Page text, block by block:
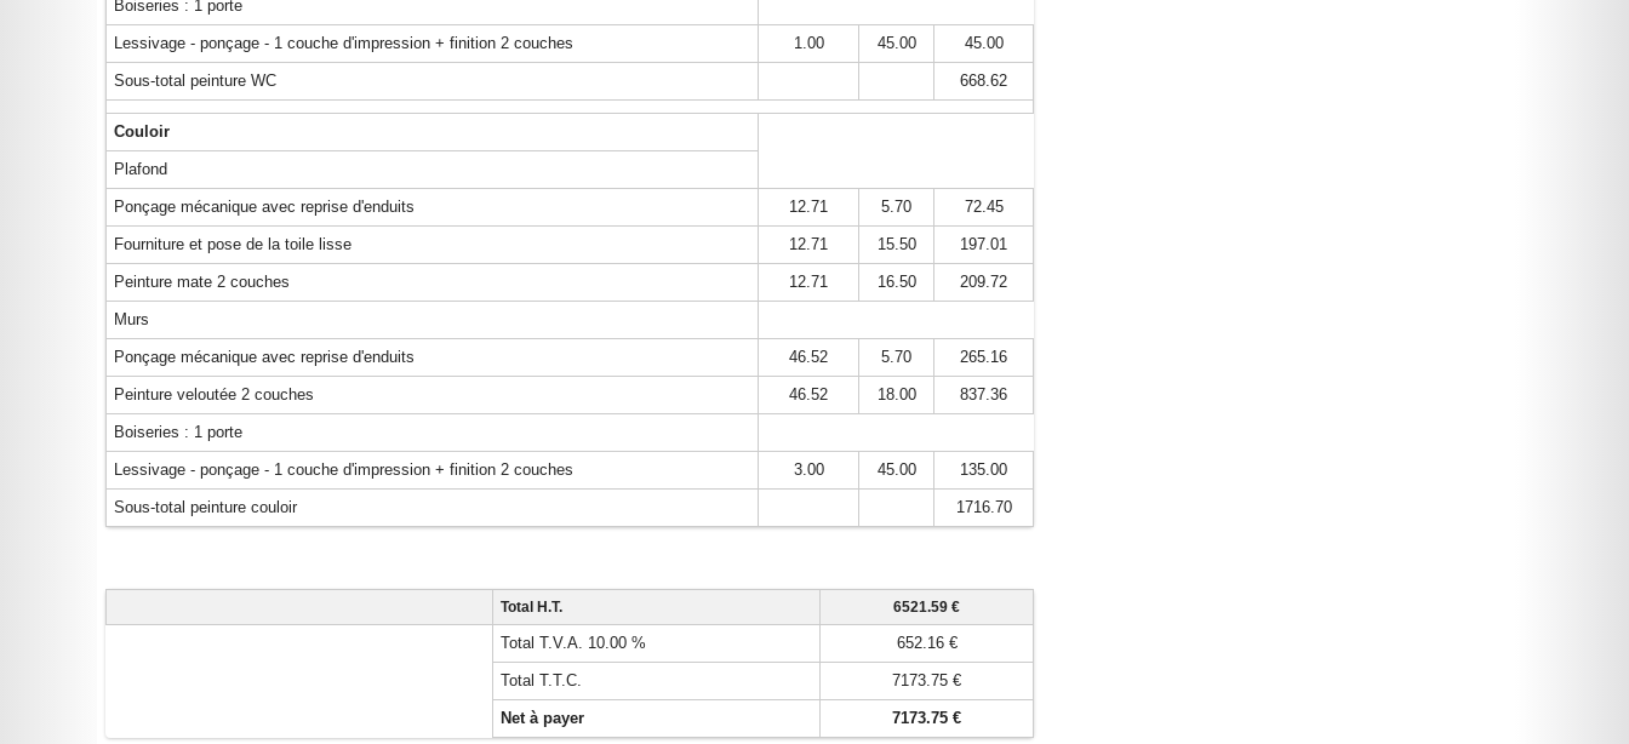
Boiseries : 1 porte
Lessivage - ponçage - 1 couche d'impression + finition 2 couches 1.00 45.00 45.00
Sous-total peinture WC 668.62
Couloir
Plafond
Ponçage mécanique avec reprise d'enduits 12.71 5.70 72.45
Fourniture et pose de la toile lisse 12.71 15.50 197.01
Peinture mate 2 couches 12.71 16.50 209.72
Murs
Ponçage mécanique avec reprise d'enduits 46.52 5.70 265.16
Peinture veloutée 2 couches 46.52 18.00 837.36
Boiseries : 1 porte
Lessivage - ponçage - 1 couche d'impression + finition 2 couches 3.00 45.00 135.00
Sous-total peinture couloir 1716.70
Total H.T. 6521.59 €
Total T.V.A. 10.00 % 652.16 €
Total T.T.C. 7173.75 €
Net à payer 7173.75 €